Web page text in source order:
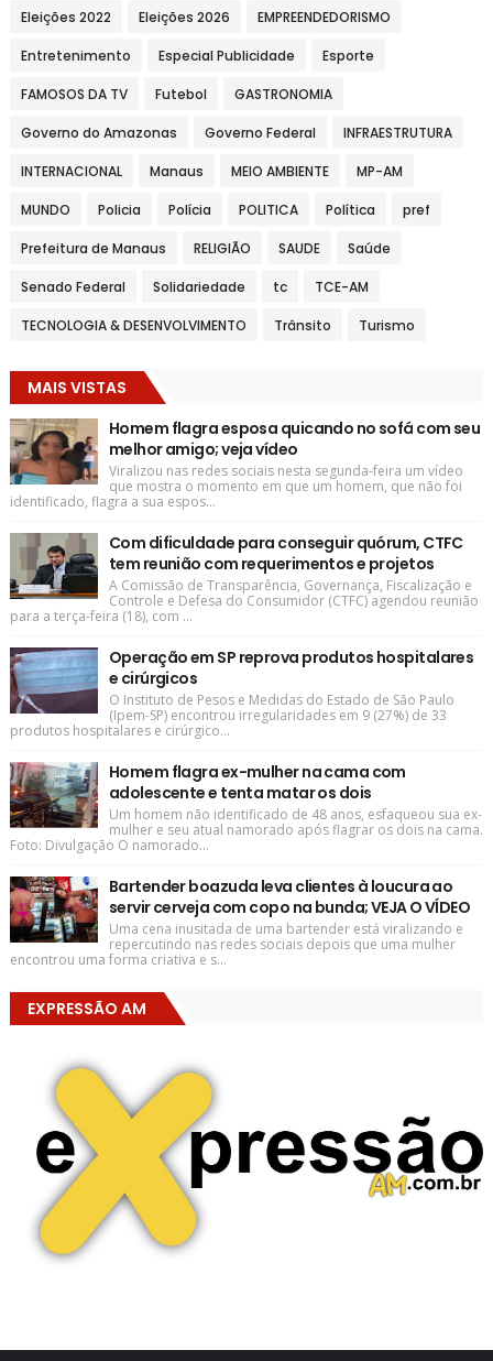
Eleições 2022 Eleições 2026 EMPREENDEDORISMO
Entretenimento Especial Publicidade Esporte
FAMOSOS DA TV Futebol GASTRONOMIA
Governo do Amazonas Governo Federal INFRAESTRUTURA
INTERNACIONAL Manaus MEIO AMBIENTE MP-AM
MUNDO Policia Polícia POLITICA Política pref
Prefeitura de Manaus RELIGIÃO SAUDE Saúde
Senado Federal Solidariedade tc TCE-AM
TECNOLOGIA & DESENVOLVIMENTO Trânsito Turismo
MAIS VISTAS
Homem flagra esposa quicando no sofá com seu
melhor amigo; veja vídeo
Viralizou nas redes sociais nesta segunda-feira um vídeo
que mostra o momento em que um homem, que não foi
identificado, flagra a sua espos...
Com dificuldade para conseguir quórum, CTFC
tem reunião com requerimentos e projetos
A Comissão de Transparência, Governança, Fiscalização e
Controle e Defesa do Consumidor (CTFC) agendou reunião
para a terça-feira (18), com ...
Operação em SP reprova produtos hospitalares
e cirúrgicos
O Instituto de Pesos e Medidas do Estado de São Paulo
(Ipem-SP) encontrou irregularidades em 9 (27%) de 33
produtos hospitalares e cirúrgico...
Homem flagra ex-mulher na cama com
adolescente e tenta matar os dois
Um homem não identificado de 48 anos, esfaqueou sua ex-
mulher e seu atual namorado após flagrar os dois na cama.
Foto: Divulgação O namorado...
Bartender boazuda leva clientes à loucura ao
servir cerveja com copo na bunda; VEJA O VÍDEO
Uma cena inusitada de uma bartender está viralizando e
repercutindo nas redes sociais depois que uma mulher
encontrou uma forma criativa e s...
EXPRESSÃO AM